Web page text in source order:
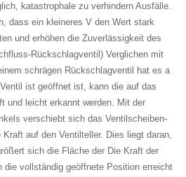
katastrophale zu verhindern Ausfälle.
dass ein kleineres V den Wert stark
und erhöhen die Zuverlässigkeit des
Rückschlagventil) Verglichen mit
schrägen Rückschlagventil hat es a
ist geöffnet ist, kann die auf das
und leicht erkannt werden. Mit der
verschiebt sich das Ventilscheiben-
auf den Ventilteller. Dies liegt daran,
sich die Fläche der Die Kraft der
die vollständig geöffnete Position erreicht